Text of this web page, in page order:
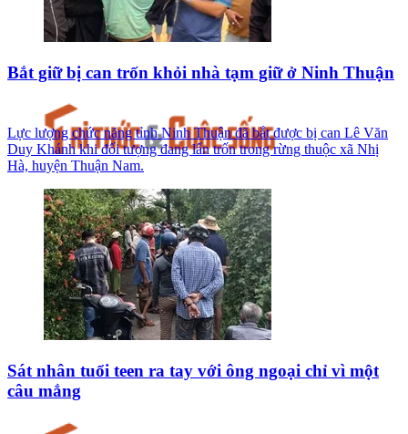
Bắt giữ bị can trốn khỏi nhà tạm giữ ở Ninh Thuận
Lực lượng chức năng tỉnh Ninh Thuận đã bắt được bị can Lê Văn
Duy Khánh khi đối tượng đang lẩn trốn trong rừng thuộc xã Nhị
Hà, huyện Thuận Nam.
Sát nhân tuổi teen ra tay với ông ngoại chỉ vì một
câu mắng